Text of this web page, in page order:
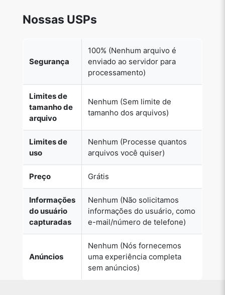
Nossas USPs
Segurança
100% (Nenhum arquivo é
enviado ao servidor para
processamento)
Limites de
tamanho de
arquivo
Nenhum (Sem limite de
tamanho dos arquivos)
Limites de
uso
Nenhum (Processe quantos
arquivos você quiser)
Preço Grátis
Informações
do usuário
capturadas
Nenhum (Não solicitamos
informações do usuário, como
e-mail/número de telefone)
Anúncios
Nenhum (Nós fornecemos
uma experiência completa
sem anúncios)